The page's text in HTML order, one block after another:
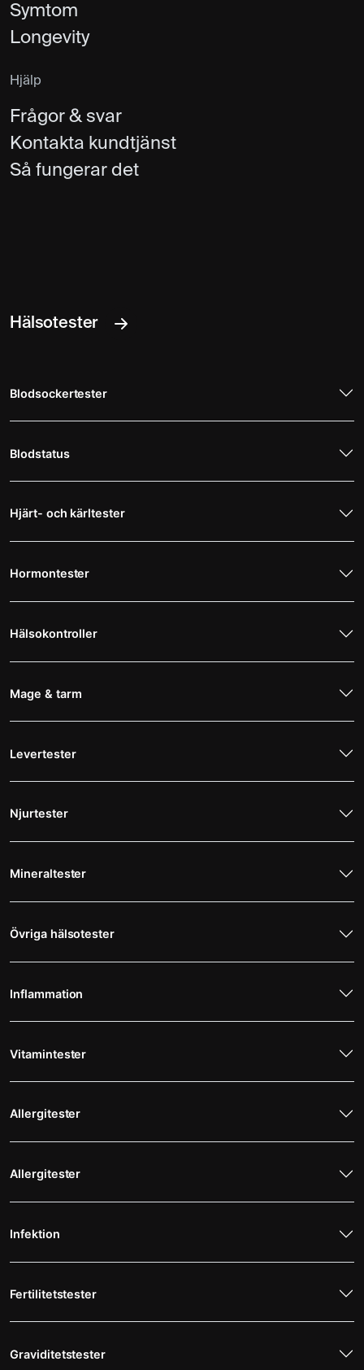
Symtom
Longevity
Hjälp
Frågor & svar
Kontakta kundtjänst
Så fungerar det
Hälsotester
Blodsockertester
Blodstatus
Hjärt- och kärltester
Hormontester
Hälsokontroller
Mage & tarm
Levertester
Njurtester
Mineraltester
Övriga hälsotester
Inflammation
Vitamintester
Allergitester
Allergitester
Infektion
Fertilitetstester
Graviditetstester